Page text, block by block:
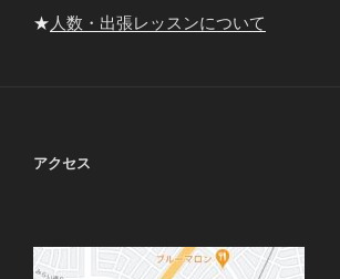
★ 人数・出張レッスンについて
アクセス